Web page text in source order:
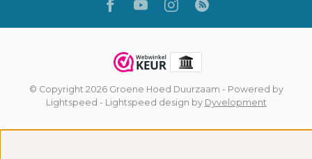
© Copyright 2026 Groene Hoed Duurzaam - Powered by
Lightspeed - Lightspeed design by Dyvelopment